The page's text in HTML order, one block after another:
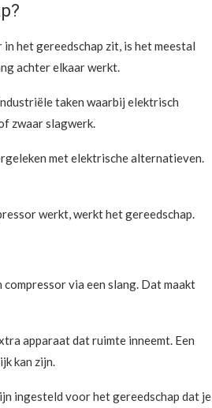
het gereedschap zit, is het meestal
achter elkaar werkt.
taken waarbij elektrisch
zwaar slagwerk.
met elektrische alternatieven.
werkt, werkt het gereedschap.
via een slang. Dat maakt
apparaat dat ruimte inneemt. Een
kan zijn.
ingesteld voor het gereedschap dat je